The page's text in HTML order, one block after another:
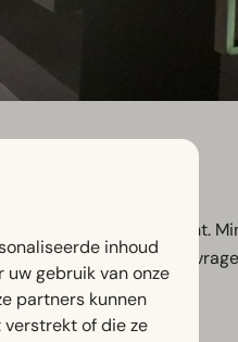
badkleding is verplicht.
button. Bij
inhoud
gebruik van onze
partners kunnen
of die ze